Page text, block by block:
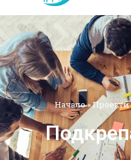
Начало»Проекти